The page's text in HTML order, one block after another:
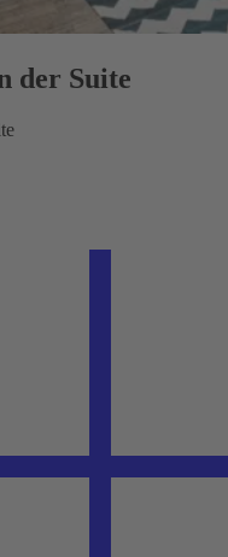
der Suite